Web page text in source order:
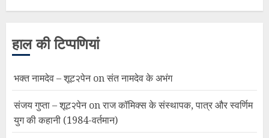
हाल की टिप्पणियां
भक्त नामदेव – शूट२पेनonसंत नामदेव के अभंग
संजय गुप्ता – शूट२पेनonराज कॉमिक्स के संस्थापक, पात्र और स्वर्णिम
युग की कहानी (1984-वर्तमान)